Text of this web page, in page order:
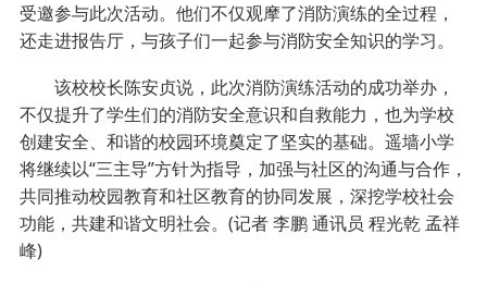
受邀参与此次活动。他们不仅观摩了消防演练的全过程，
还走进报告厅，与孩子们一起参与消防安全知识的学习。
该校校长陈安贞说，此次消防演练活动的成功举办，
不仅提升了学生们的消防安全意识和自救能力，也为学校
创建安全、和谐的校园环境奠定了坚实的基础。遥墙小学
将继续以“三主导”方针为指导，加强与社区的沟通与合作，
共同推动校园教育和社区教育的协同发展，深挖学校社会
功能，共建和谐文明社会。(记者 李鹏 通讯员 程光乾 孟祥
峰)